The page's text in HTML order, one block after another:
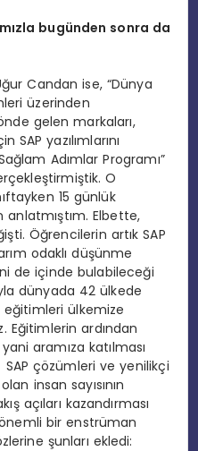
bugünden sonra da
Candan ise, “Dünya
üzerinden
gelen markaları,
yazılımlarını
Adımlar Programı”
O
15 günlük
anlatmıştım. Elbette,
Öğrencilerin artık SAP
odaklı düşünme
de içinde bulabileceği
dünyada 42 ülkede
eğitimleri ülkemize
Eğitimlerin ardından
aramıza katılması
çözümleri ve yenilikçi
insan sayısının
açıları kazandırması
bir enstrüman
şunları ekledi: